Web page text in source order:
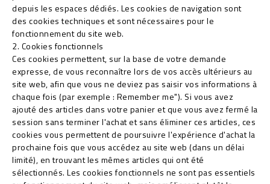
depuis les espaces dédiés. Les cookies de navigation sont
des cookies techniques et sont nécessaires pour le
fonctionnement du site web.
2. Cookies fonctionnels
Ces cookies permettent, sur la base de votre demande
expresse, de vous reconnaître lors de vos accès ultérieurs au
site web, afin que vous ne deviez pas saisir vos informations à
chaque fois (par exemple : Remember me"). Si vous avez
ajouté des articles dans votre panier et que vous avez fermé la
session sans terminer l'achat et sans éliminer ces articles, ces
cookies vous permettent de poursuivre l'expérience d'achat la
prochaine fois que vous accédez au site web (dans un délai
limité), en trouvant les mêmes articles qui ont été
sélectionnés. Les cookies fonctionnels ne sont pas essentiels